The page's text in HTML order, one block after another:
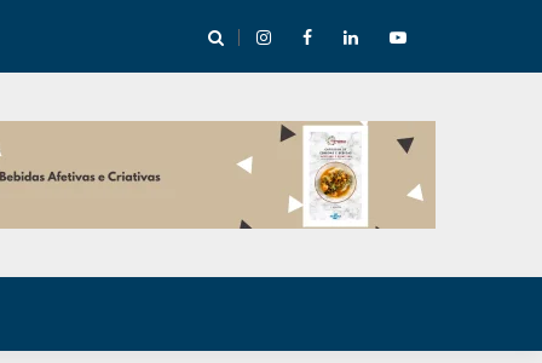
abre mentoria de storytelling com 10 vagas